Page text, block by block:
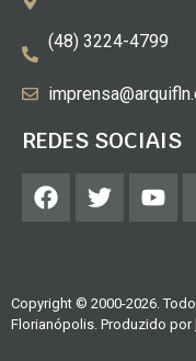
(48) 3224-4799
REDES SOCIAIS
Copyright © 2000-2026.
Florianópolis. Produzido por